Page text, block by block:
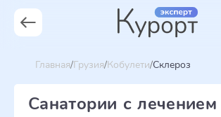
Главная Грузия Кобулети Склероз
Санатории с лечением